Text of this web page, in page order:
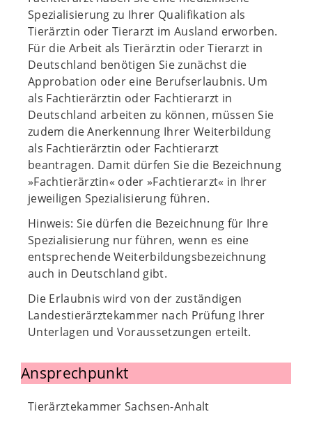
Spezialisierung zu Ihrer Qualifikation als
Tierärztin oder Tierarzt im Ausland erworben.
Für die Arbeit als Tierärztin oder Tierarzt in
Deutschland benötigen Sie zunächst die
Approbation oder eine Berufserlaubnis. Um
als Fachtierärztin oder Fachtierarzt in
Deutschland arbeiten zu können, müssen Sie
zudem die Anerkennung Ihrer Weiterbildung
als Fachtierärztin oder Fachtierarzt
beantragen. Damit dürfen Sie die Bezeichnung
»Fachtierärztin« oder »Fachtierarzt« in Ihrer
jeweiligen Spezialisierung führen.
Hinweis: Sie dürfen die Bezeichnung für Ihre
Spezialisierung nur führen, wenn es eine
entsprechende Weiterbildungsbezeichnung
auch in Deutschland gibt.
Die Erlaubnis wird von der zuständigen
Landestierärztekammer nach Prüfung Ihrer
Unterlagen und Voraussetzungen erteilt.
Ansprechpunkt
Tierärztekammer Sachsen-Anhalt